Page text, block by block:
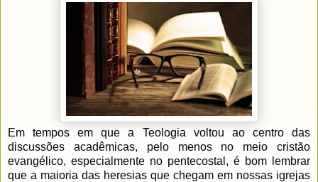
Em tempos em que a Teologia voltou ao centro das
discussões acadêmicas, pelo menos no meio cristão
evangélico, especialmente no pentecostal, é bom lembrar
que a maioria das heresias que chegam em nossas igrejas